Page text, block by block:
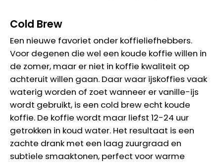
Cold Brew
Een nieuwe favoriet onder koffieliefhebbers.
Voor degenen die wel een koude koffie willen in
de zomer, maar er niet in koffie kwaliteit op
achteruit willen gaan. Daar waar ijskoffies vaak
waterig worden of zoet wanneer er vanille-ijs
wordt gebruikt, is een cold brew echt koude
koffie. De koffie wordt maar liefst 12-24 uur
getrokken in koud water. Het resultaat is een
zachte drank met een laag zuurgraad en
subtiele smaaktonen, perfect voor warme